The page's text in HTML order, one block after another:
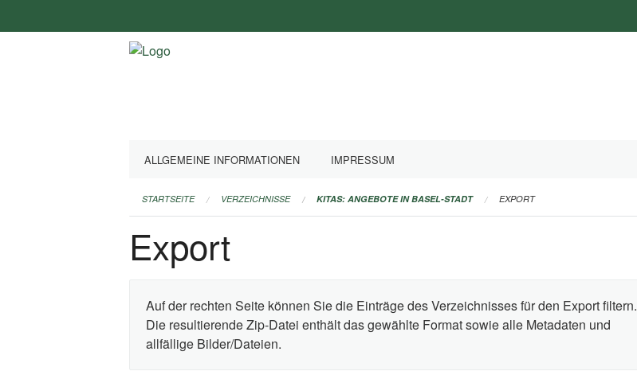
überspringen
ALLGEMEINE INFORMATIONEN IMPRESSUM
STARTSEITE VERZEICHNISSE KITAS: ANGEBOTE IN BASEL-STADT EXPORT
Export
Auf der rechten Seite können Sie die Einträge des Verzeichnisses für den Export filtern.
Die resultierende Zip-Datei enthält das gewählte Format sowie alle Metadaten und
allfällige Bilder/Dateien.